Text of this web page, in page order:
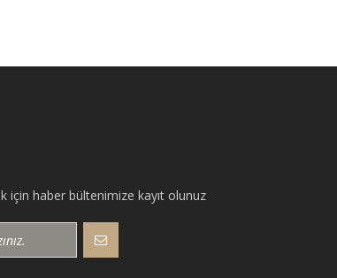
için haber bültenimize kayıt olunuz